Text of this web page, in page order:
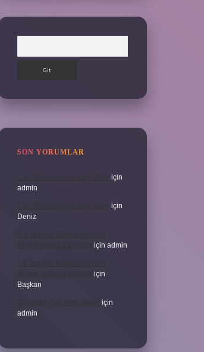
SON YORUMLAR
Can Sıkıntısı Için Hangi Sure için
admin
Can Sıkıntısı Için Hangi Sure için
Deniz
3 6 Yaş Için Kitap Seçerken
Nelere Dikkat Etmeliyiz için admin
3 6 Yaş Için Kitap Seçerken
Nelere Dikkat Etmeliyiz için
Başkan
Cinler En Çok Neyi Sever için
admin